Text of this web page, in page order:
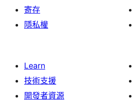
寄存
隱私權
Learn
技術支援
開發者資源